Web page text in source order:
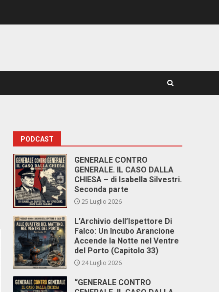
PODCAST
GENERALE CONTRO
GENERALE. IL CASO DALLA
CHIESA – di Isabella Silvestri.
Seconda parte
25 Luglio 2026
L’Archivio dell’Ispettore Di
Falco: Un Incubo Arancione
Accende la Notte nel Ventre
del Porto (Capitolo 33)
24 Luglio 2026
“GENERALE CONTRO